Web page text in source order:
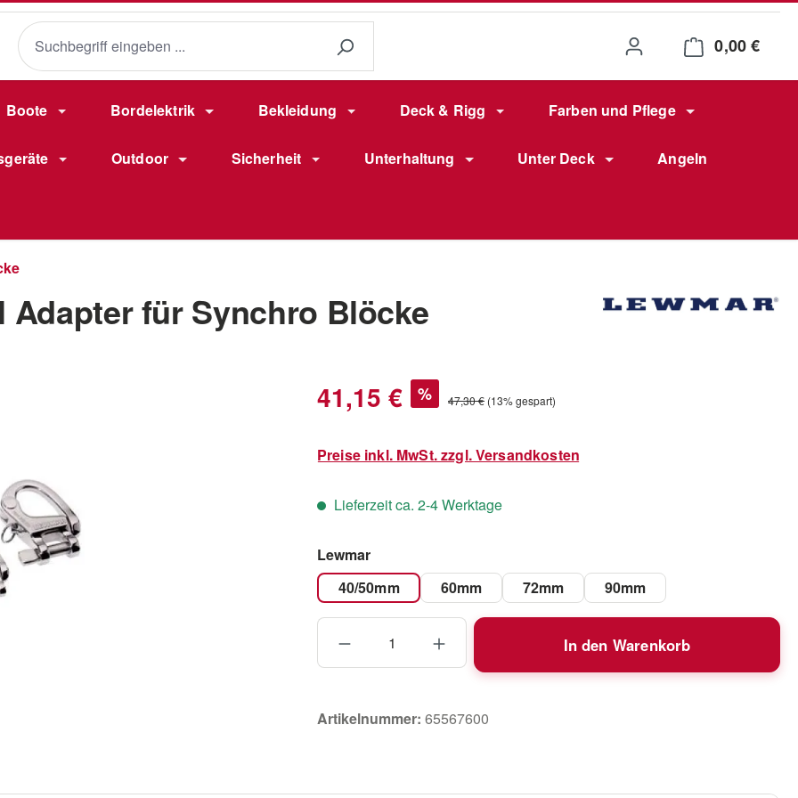
0,00 €
Boote Bordelektrik Bekleidung Deck & Rigg Farben und Pflege
Outdoor Sicherheit Unterhaltung Unter Deck Angeln
Adapter für Synchro Blöcke
Verkaufspreis:
41,15 € % Regulärer Preis:
47,30 € (13% gespart)
Preise inkl. MwSt. zzgl. Versandkosten
Lieferzeit ca. 2-4 Werktage
Lewmarauswählen
40/50mm
60mm 72mm 90mm
Produkt Anzahl: Gib den gewünschten Wert
In den Warenkorb
Artikelnummer: 65567600